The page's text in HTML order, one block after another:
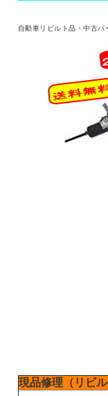
自動車リビルト品・中古
現品修理（リビル